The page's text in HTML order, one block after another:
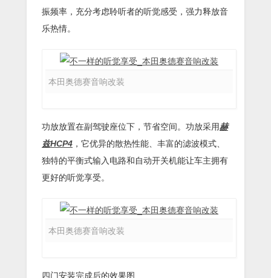
振频率，充分考虑聆听者的听觉感受，强力释放音
乐热情。
本田奥德赛音响改装
功放放置在副驾驶座位下，节省空间。功放采用赫
兹HCP4 ，它优异的散热性能、丰富的滤波模式、
独特的平衡式输入电路和自动开关机能让车主拥有
更好的听觉享受。
本田奥德赛音响改装
四门安装完成后的效果图